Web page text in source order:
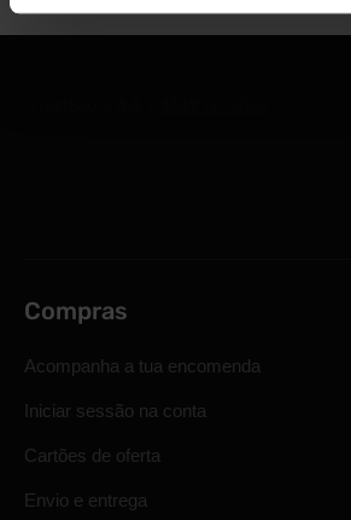
Compras
Acompanha a tua encomenda
Iniciar sessão na conta
Cartões de oferta
Envio e entrega